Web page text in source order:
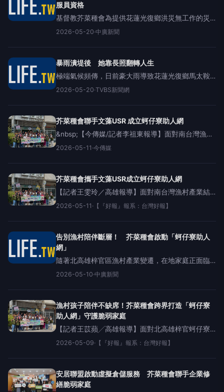
服員資格
基督教芥菜種會為提供花蓮光復鄉洪災無工作的災
民一個職訓機會，於災後「扶立」階段推動「照顧
協助14位學員取得照服員資格，其中11位為青壯年
人力，將逐步投入在地
2026-05-20·中廣新聞
暴雨潰堤後 她靠長照翻轉人生
極端氣候頻傳，日前豪大雨導致花蓮光復鄉馬太鞍
溪水位再度暴漲，勾起居民對去年潰堤洪災的驚恐
無情，人間有愛。日前花蓮光復鄉馬太鞍溪水位再
度暴漲，
2026-05-20·TVBS新聞網
芥菜種會聯手文藻USR 成立蚵仔寮助人網
&nbsp;【今傳媒/記者李祖東報導】面對南台灣漁村
產業結構轉型與家庭照顧功能轉弱的挑戰，文藻外
續傳情」USR計畫團隊，與基督教芥菜種會合作，
於9日
2026-05-11 ·今傳媒
芥菜種會攜手文藻USR成立蚵仔寮助人網
【記者王雯玲／高雄報導】面對南台灣漁村產業結
構轉型與家庭照顧功能轉弱的挑戰，文藻外語大學
情」USR計畫團隊，與基督教芥菜種會合作，於9日
正式成立
2026-05-11 · 【『好報』報系：台灣好報】
告別漁村陪伴斷層！ 芥菜種會啟動「蚵仔寮助人
網」
隨著北高雄梓官區漁村產業變遷，在地家庭正面臨
青壯年外移與照顧功能轉弱的嚴峻挑戰。基督教芥
語大學合作，將兒少陪伴服務延伸為全方位支持家
庭的「三福助人網」，期盼
2026-05-10·中廣新聞
漁村孩子陪伴不缺席！芥菜種會跨界打造「蚵仔寮
助人網」守護脆弱家庭
【記者王苡蘋╱高雄報導】面對北高雄梓官蚵仔寮
漁村青壯人口外移、家庭照顧功能弱化等問題，基
學校、企業、教會與社區資源，從兒少陪伴延伸至
家庭支持，
2026-05-09· 【『好報』報系：台灣好報】
安居聯盟啟動虛擬倉儲服務 芥菜種會聯手企業修
繕脆弱家庭